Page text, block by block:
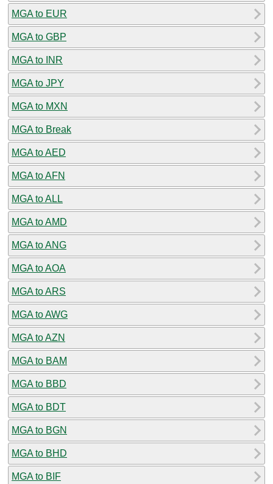
MGA to EUR
MGA to GBP
MGA to INR
MGA to JPY
MGA to MXN
MGA to Break
MGA to AED
MGA to AFN
MGA to ALL
MGA to AMD
MGA to ANG
MGA to AOA
MGA to ARS
MGA to AWG
MGA to AZN
MGA to BAM
MGA to BBD
MGA to BDT
MGA to BGN
MGA to BHD
MGA to BIF